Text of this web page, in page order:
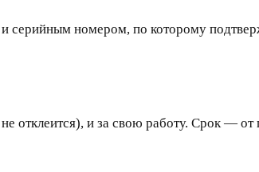
и серийным номером, по которому
отклеится), и за свою работу. Срок —